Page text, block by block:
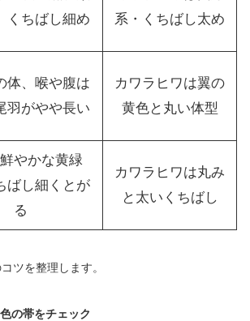
くちばし細め
系・くちばし太め
体、喉や腹は
羽がやや長い
カワラヒワは翼の
黄色と丸い体型
やかな黄緑
ばし細くとが
る
カワラヒワは丸み
と太いくちばし
ツを整理します。
の帯をチェック